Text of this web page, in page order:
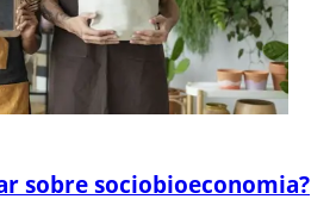
sobre sociobioeconomia?